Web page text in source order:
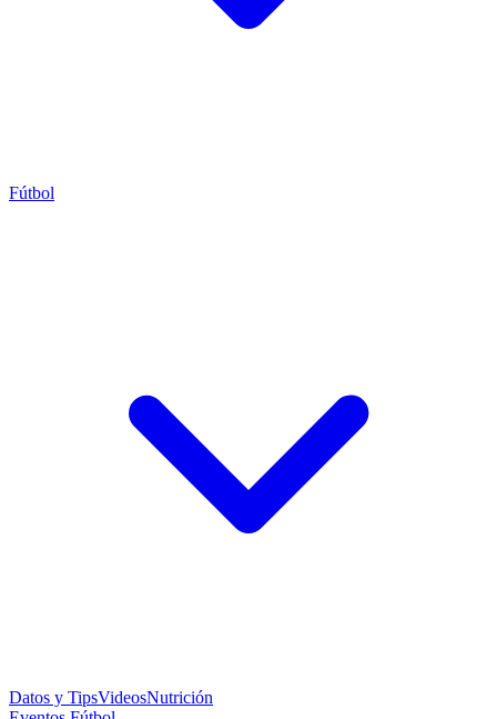
Fútbol
Datos y TipsVideosNutrición